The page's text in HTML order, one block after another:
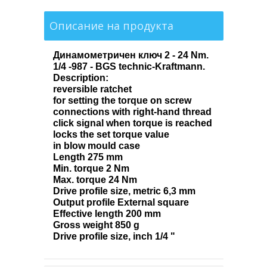
Описание на продукта
Динамометричен ключ 2 - 24 Nm.
1/4 -987 - BGS technic-Kraftmann.
Description:
reversible ratchet
for setting the torque on screw
connections with right-hand thread
click signal when torque is reached
locks the set torque value
in blow mould case
Length 275 mm
Min. torque 2 Nm
Max. torque 24 Nm
Drive profile size, metric 6,3 mm
Output profile External square
Effective length 200 mm
Gross weight 850 g
Drive profile size, inch 1/4 "